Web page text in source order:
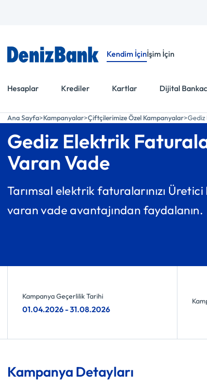
Kendim İçinİşim İçin
Hesaplar Krediler Kartlar Dijital
Ana Sayfa Kampanyalar Çiftçilerimize Özel Kampanyalar Gediz
Gediz Elektrik
Varan Vade
Tarımsal elektrik faturalarınızı
varan vade avantajından faydalanın.
Kampanya Geçerlilik Tarihi
01.04.2026 - 31.08.2026
Kampanya Detayları